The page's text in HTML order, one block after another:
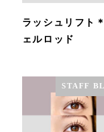
ラッシュリフト
ェルロッド
STAFF